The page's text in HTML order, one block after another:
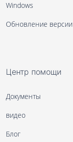
Windows
Обновление версии
Центр помощи
Документы
видео
Блог